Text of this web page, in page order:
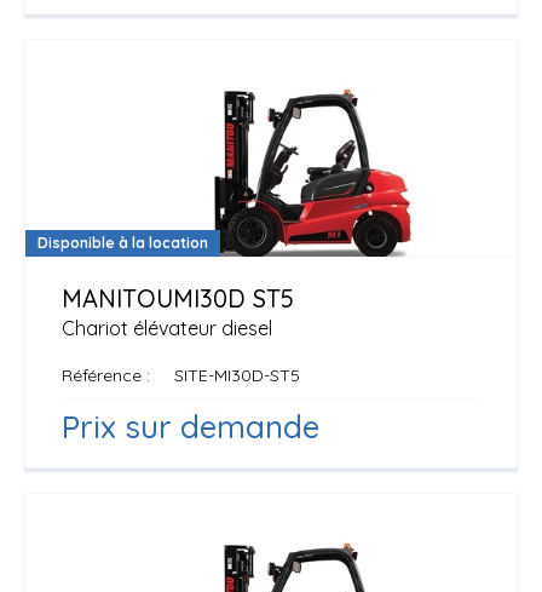
Disponible à la location
Chariot élévateur diesel
MANITOUMI30D ST5
Référence SITE-MI30D-ST5
Prix sur demande